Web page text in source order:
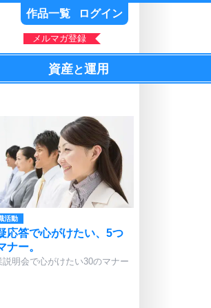
作品一覧 ログイン
メルマガ登録
資産と運用
活動
応答で心がけたい、5つ
ナー。
説明会で心がけたい30のマナー